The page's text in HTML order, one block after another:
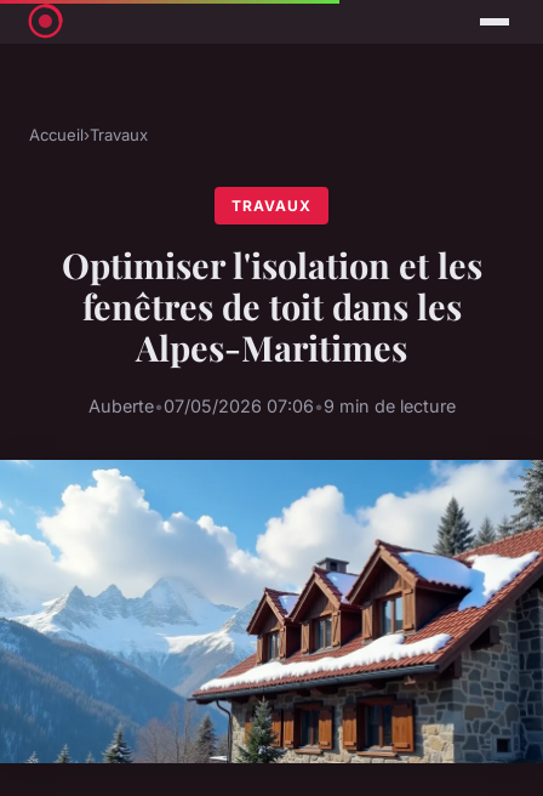
Accueil›Travaux
TRAVAUX
Optimiser l'isolation et les
fenêtres de toit dans les
Alpes-Maritimes
Auberte•07/05/2026 07:06•9 min de lecture